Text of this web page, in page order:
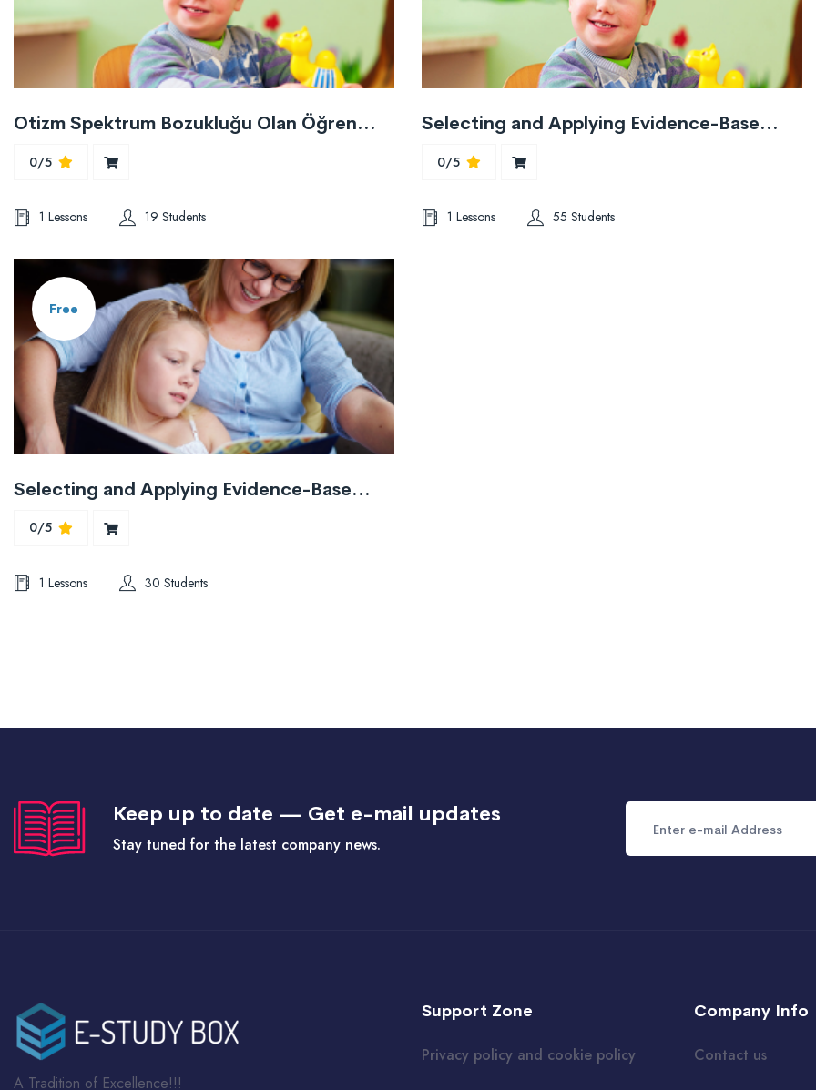
Otizm Spektrum Bozukluğu Olan Öğrenciler için Kanıta Dayalı Uygulamaları Seçme ve Kullanma
0/5
1 Lessons 19 Students
Selecting and Applying Evidence-Based Applications For Students with Autism Spectrum Disorder
0/5
1 Lessons 55 Students
Free
Selecting and Applying Evidence-Based Applications For Students with Autism Spectrum Disorder
0/5
1 Lessons 30 Students
Keep up to date — Get e-mail updates
Stay tuned for the latest company news.
A Tradition of Excellence!!!
Support Zone
Privacy policy and cookie policy
Company Info
Contact us